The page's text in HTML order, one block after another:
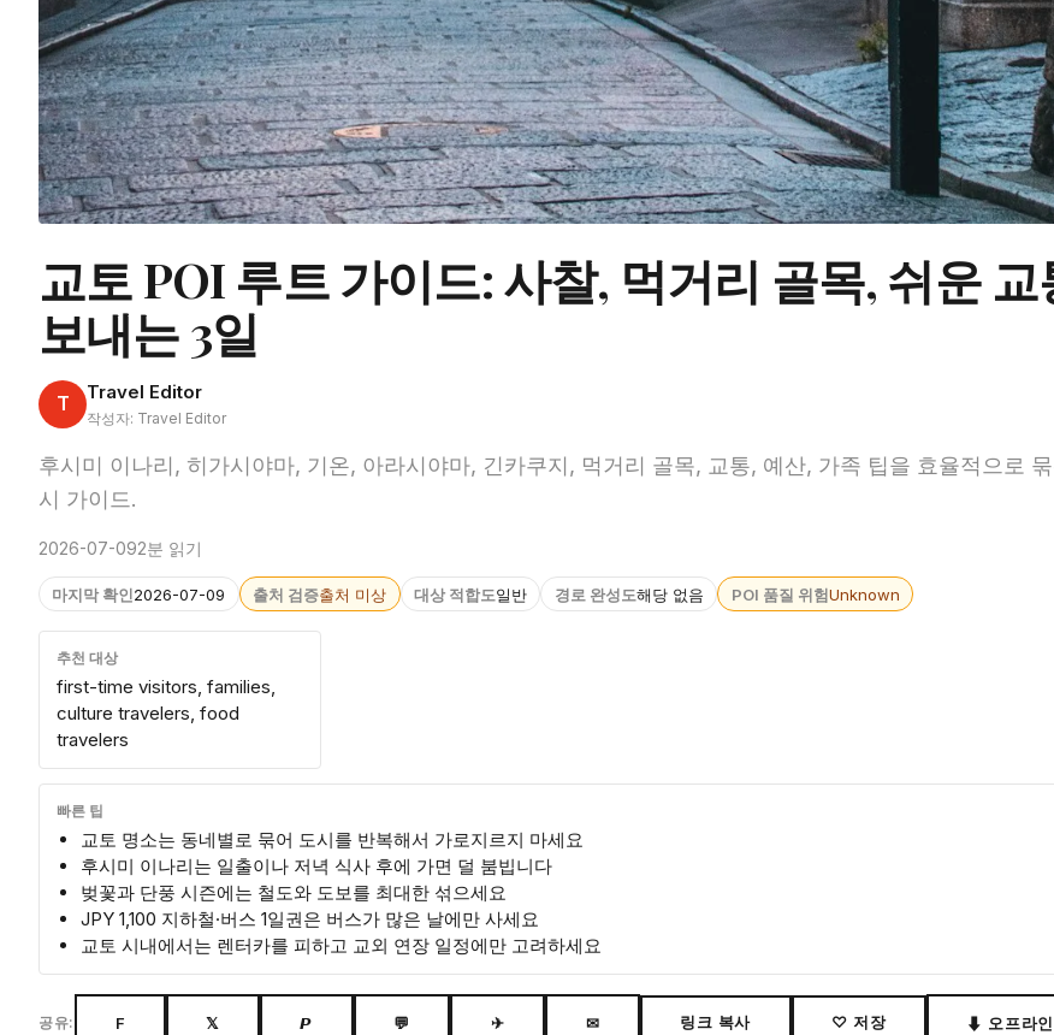
교토 POI 루트 가이드: 사찰, 먹거리 골목, 쉬운
보내는 3일
T Travel Editor
작성자: Travel Editor
후시미 이나리, 히가시야마, 기온, 아라시야마, 긴카쿠지, 먹거리 골목, 교통, 예산, 가족 팁을 효율적으로
시 가이드.
2026-07-092분 읽기
마지막 확인2026-07-09 출처 검증출처 미상 대상 적합도일반 경로 완성도해당 없음 POI 품질 위험Unknown
추천 대상
first-time visitors, families,
culture travelers, food
travelers
빠른 팁
교토 명소는 동네별로 묶어 도시를 반복해서 가로지르지 마세요
후시미 이나리는 일출이나 저녁 식사 후에 가면 덜 붐빕니다
벚꽃과 단풍 시즌에는 철도와 도보를 최대한 섞으세요
JPY 1,100 지하철·버스 1일권은 버스가 많은 날에만 사세요
교토 시내에서는 렌터카를 피하고 교외 연장 일정에만 고려하세요
공유: F 𝕏 𝙋 💬 ✈ ✉ 링크 복사 ♡ 저장 ⬇ 오프라인